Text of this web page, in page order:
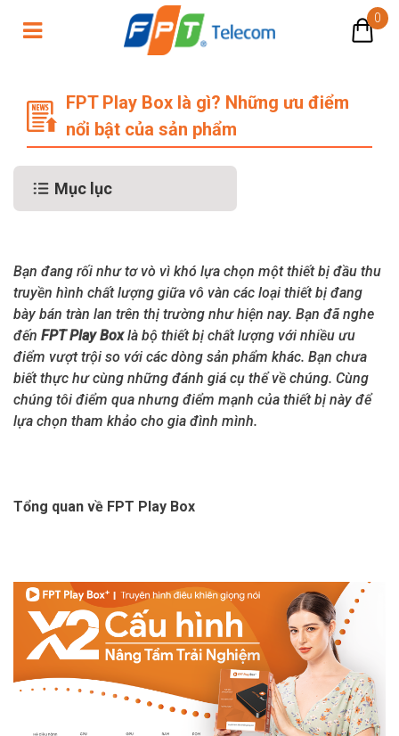
0
FPT Play Box là gì? Những ưu điểm
nổi bật của sản phẩm
Mục lục
Bạn đang rối như tơ vò vì khó lựa chọn một thiết bị đầu thu
truyền hình chất lượng giữa vô vàn các loại thiết bị đang
bày bán tràn lan trên thị trường như hiện nay. Bạn đã nghe
đến FPT Play Boxlà bộ thiết bị chất lượng với nhiều ưu
điểm vượt trội so với các dòng sản phẩm khác. Bạn chưa
biết thực hư cùng những đánh giá cụ thể về chúng. Cùng
chúng tôi điểm qua nhưng điểm mạnh của thiết bị này để
lựa chọn tham khảo cho gia đình mình.
Tổng quan về FPT Play Box